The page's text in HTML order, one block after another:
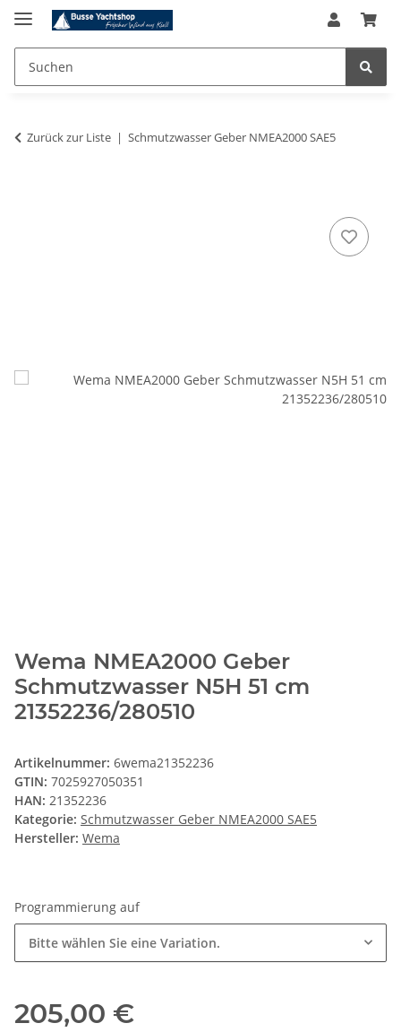
Zurück zur Liste Schmutzwasser Geber NMEA2000 SAE5
Wema NMEA2000 Geber
Schmutzwasser N5H 51 cm
21352236/280510
Artikelnummer: 6wema21352236
GTIN: 7025927050351
HAN: 21352236
Kategorie: Schmutzwasser Geber NMEA2000 SAE5
Hersteller: Wema
Programmierung auf
Bitte wählen Sie eine Variation.
205,00 €